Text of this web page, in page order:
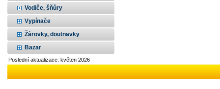
Vodiče, šňůry
Vypínače
Žárovky, doutnavky
Bazar
Poslední aktualizace: květen 2026